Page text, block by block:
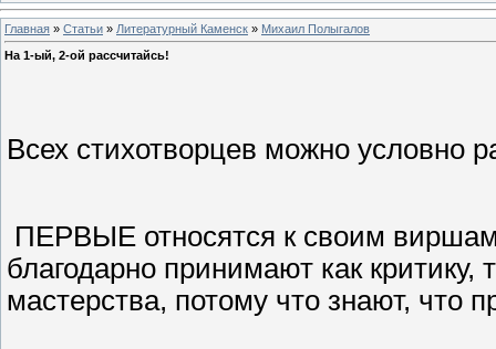
Главная » Статьи » Литературный Каменск » Михаил Полыгалов
На 1-ый, 2-ой рассчитайсь!
Всех стихотворцев можно условно
ПЕРВЫЕ относятся к своим
благодарно принимают как критику,
мастерства, потому что знают, что